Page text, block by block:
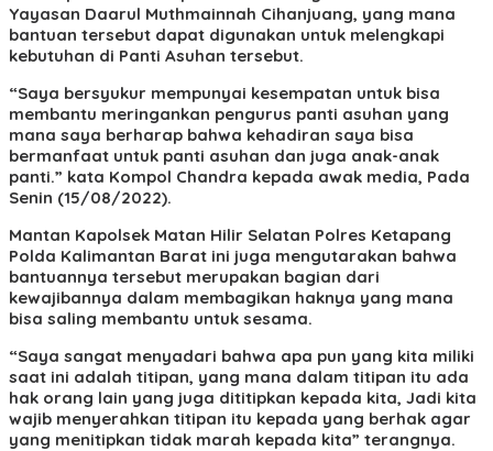
Yayasan Daarul Muthmainnah Cihanjuang, yang mana
bantuan tersebut dapat digunakan untuk melengkapi
kebutuhan di Panti Asuhan tersebut.
“Saya bersyukur mempunyai kesempatan untuk bisa
membantu meringankan pengurus panti asuhan yang
mana saya berharap bahwa kehadiran saya bisa
bermanfaat untuk panti asuhan dan juga anak-anak
panti.” kata Kompol Chandra kepada awak media, Pada
Senin (15/08/2022).
Mantan Kapolsek Matan Hilir Selatan Polres Ketapang
Polda Kalimantan Barat ini juga mengutarakan bahwa
bantuannya tersebut merupakan bagian dari
kewajibannya dalam membagikan haknya yang mana
bisa saling membantu untuk sesama.
“Saya sangat menyadari bahwa apa pun yang kita miliki
saat ini adalah titipan, yang mana dalam titipan itu ada
hak orang lain yang juga dititipkan kepada kita, Jadi kita
wajib menyerahkan titipan itu kepada yang berhak agar
yang menitipkan tidak marah kepada kita” terangnya.